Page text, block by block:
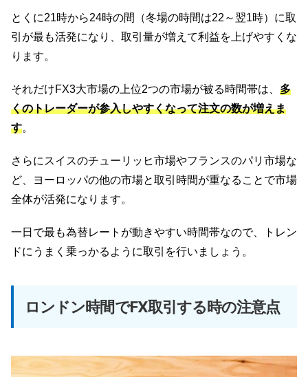
とくに21時から24時の間（冬場の時間は22～翌1時）に取
引が最も活発になり、取引量が増えて利益を上げやすくな
ります。
それだけFX3大市場の上位2つの市場が被る時間帯は、 多
くのトレーダーが参入しやすくなって注文の数が増えま
す。
さらにスイスのチューリッヒ市場やフランスのパリ市場な
ど、ヨーロッパの他の市場と取引時間が重なることで市場
全体が活発になります。
一日で最も為替レートが動きやすい時間帯なので、トレン
ドにうまく乗っかるように取引を行いましょう。
ロンドン時間でFX取引する時の注意点